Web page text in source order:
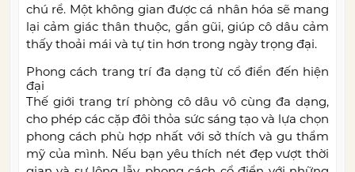
chú rể. Một không gian được cá nhân hóa sẽ mang
lại cảm giác thân thuộc, gần gũi, giúp cô dâu cảm
thấy thoải mái và tự tin hơn trong ngày trọng đại.
Phong cách trang trí đa dạng từ cổ điển đến hiện
đại
Thế giới trang trí phòng cô dâu vô cùng đa dạng,
cho phép các cặp đôi thỏa sức sáng tạo và lựa chọn
phong cách phù hợp nhất với sở thích và gu thẩm
mỹ của mình. Nếu bạn yêu thích nét đẹp vượt thời